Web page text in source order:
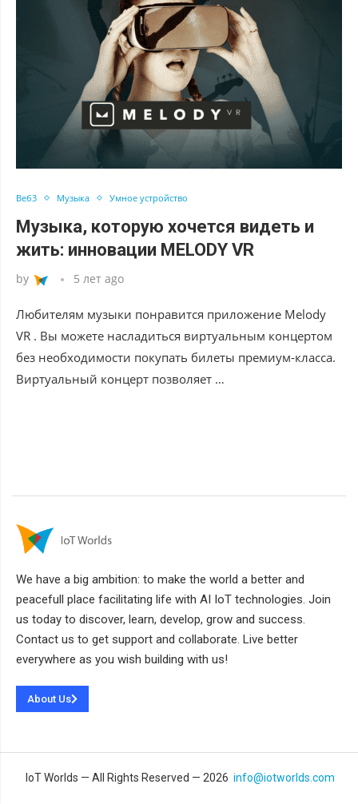
Веб3 Музыка Умное устройство
Музыка, которую хочется видеть и
жить: инновации MELODY VR
by 5 лет ago
Любителям музыки понравится приложение Melody
VR . Вы можете насладиться виртуальным концертом
без необходимости покупать билеты премиум-класса.
Виртуальный концерт позволяет …
We have a big ambition: to make the world a better and
peacefull place facilitating life with AI IoT technologies. Join
us today to discover, learn, develop, grow and success.
Contact us to get support and collaborate. Live better
everywhere as you wish building with us!
About Us
IoT Worlds — All Rights Reserved — 2026 info@iotworlds.com